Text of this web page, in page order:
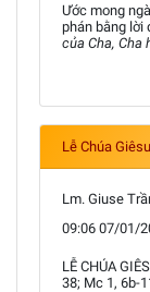
Ước mong
phán bằng lời
của Cha, Cha
Lễ Chúa
Lm. Giuse
09:06 07/01/
LỄ CHÚA
38; Mc 1, 6b-